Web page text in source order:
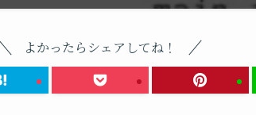
よかったらシェアしてね！